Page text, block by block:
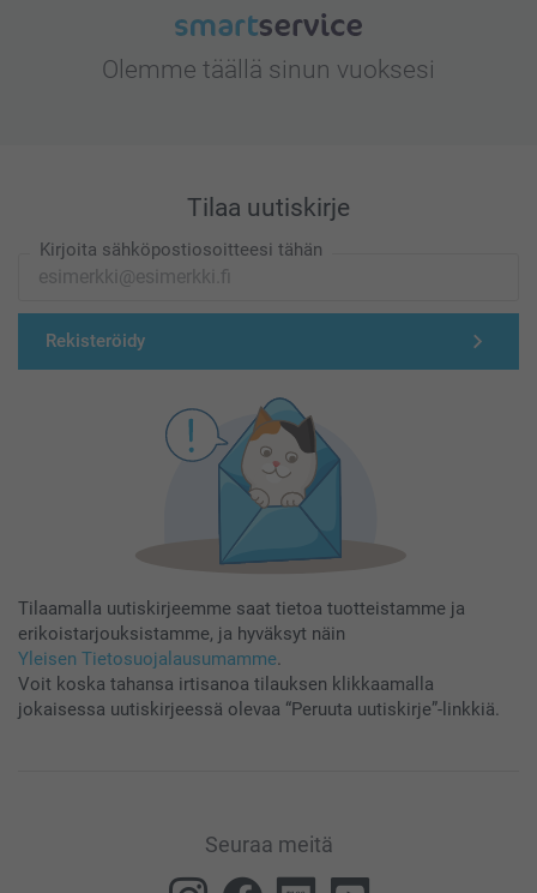
Olemme täällä sinun vuoksesi
Tilaa uutiskirje
Kirjoita sähköpostiosoitteesi tähän
Rekisteröidy
Tilaamalla uutiskirjeemme saat tietoa tuotteistamme ja
erikoistarjouksistamme, ja hyväksyt näin
Yleisen Tietosuojalausumamme.
Voit koska tahansa irtisanoa tilauksen klikkaamalla
jokaisessa uutiskirjeessä olevaa “Peruuta uutiskirje”-linkkiä.
Seuraa meitä